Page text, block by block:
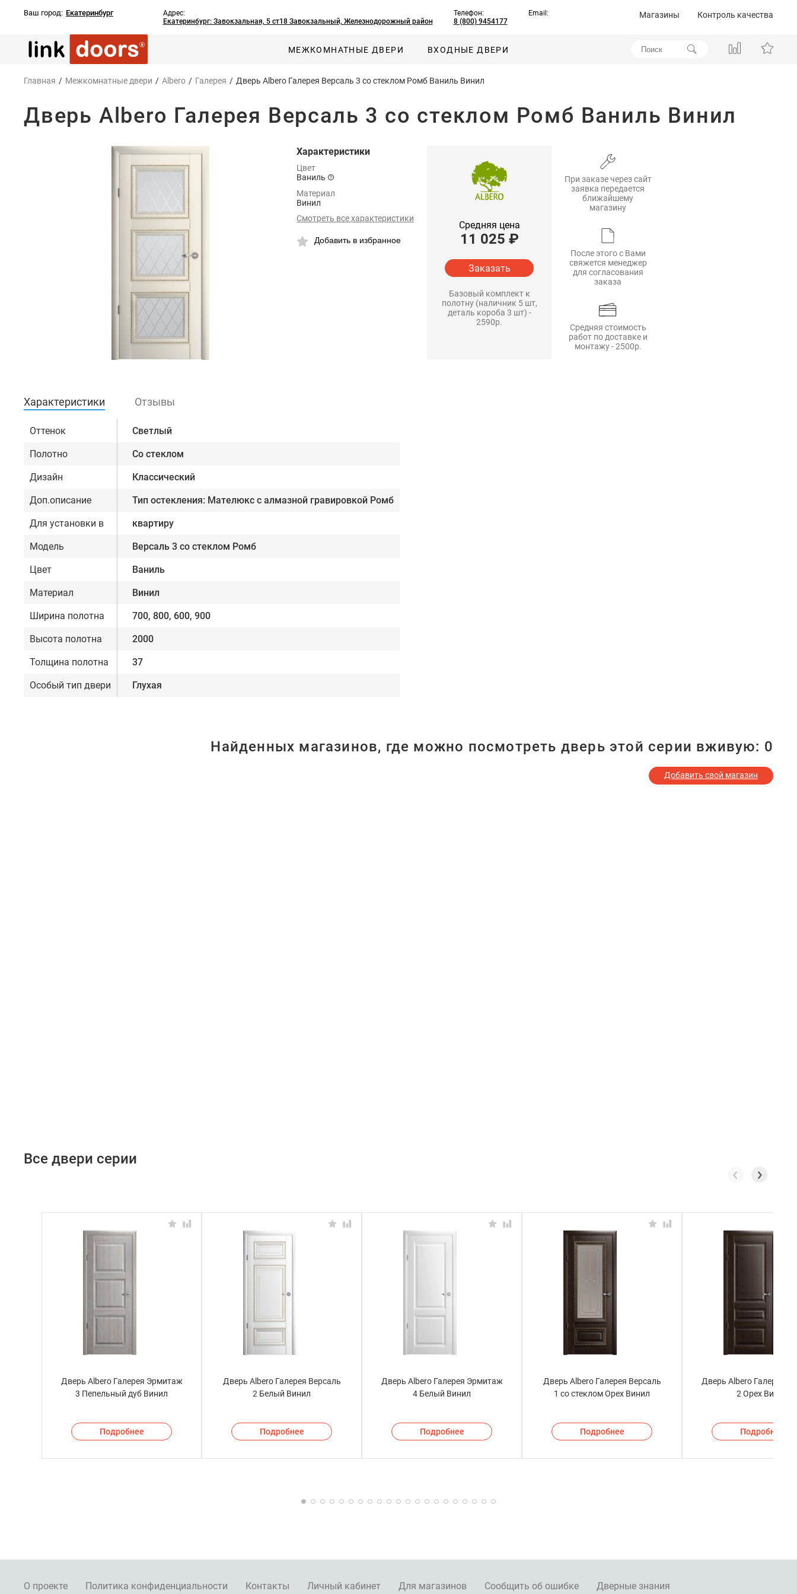
Ваш город: Екатеринбург
Адрес:
Екатеринбург: Завокзальная, 5 ст18 Завокзальный, Железнодорожный район
Телефон:
8 (800) 9454177
Email: Магазины Контроль качества
МЕЖКОМНАТНЫЕ ДВЕРИ ВХОДНЫЕ ДВЕРИ
Главная / Межкомнатные двери / Albero / Галерея / Дверь Albero Галерея Версаль 3 со стеклом Ромб Ваниль Винил
Дверь Albero Галерея Версаль 3 со стеклом Ромб Ваниль Винил
Характеристики
Цвет
Ваниль
Материал
Винил
Смотреть все характеристики
Добавить в избранное
Средняя цена
11 025 ₽
Заказать
Базовый комплект к
полотну (наличник 5 шт,
деталь короба 3 шт) -
2590р.
При заказе через сайт
заявка передается
ближайшему
магазину
После этого с Вами
свяжется менеджер
для согласования
заказа
Средняя стоимость
работ по доставке и
монтажу - 2500р.
Характеристики Отзывы
Оттенок Светлый
Полотно Со стеклом
Дизайн Классический
Доп.описание Тип остекления: Мателюкс с алмазной гравировкой Ромб
Для установки в квартиру
Модель Версаль 3 со стеклом Ромб
Цвет Ваниль
Материал Винил
Ширина полотна 700, 800, 600, 900
Высота полотна 2000
Толщина полотна 37
Особый тип двери Глухая
Найденных магазинов, где можно посмотреть дверь этой серии вживую: 0
Добавить свой магазин
Все двери серии
Дверь Albero Галерея Эрмитаж
3 Пепельный дуб Винил
Подробнее
Дверь Albero Галерея Версаль
2 Белый Винил
Подробнее
Дверь Albero Галерея Эрмитаж
4 Белый Винил
Подробнее
Дверь Albero Галерея Версаль
1 со стеклом Орех Винил
Подробнее
Дверь Albero Галерея
2 Орех Винил
Подробнее
О проекте Политика конфиденциальности Контакты Личный кабинет Для магазинов Сообщить об ошибке Дверные знания